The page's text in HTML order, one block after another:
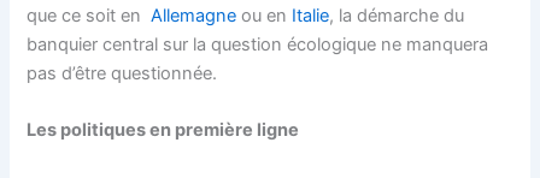
que ce soit enAllemagne ou en Italie, la démarche du
banquier central sur la question écologique ne manquera
pas d’être questionnée.
Les politiques en première ligne